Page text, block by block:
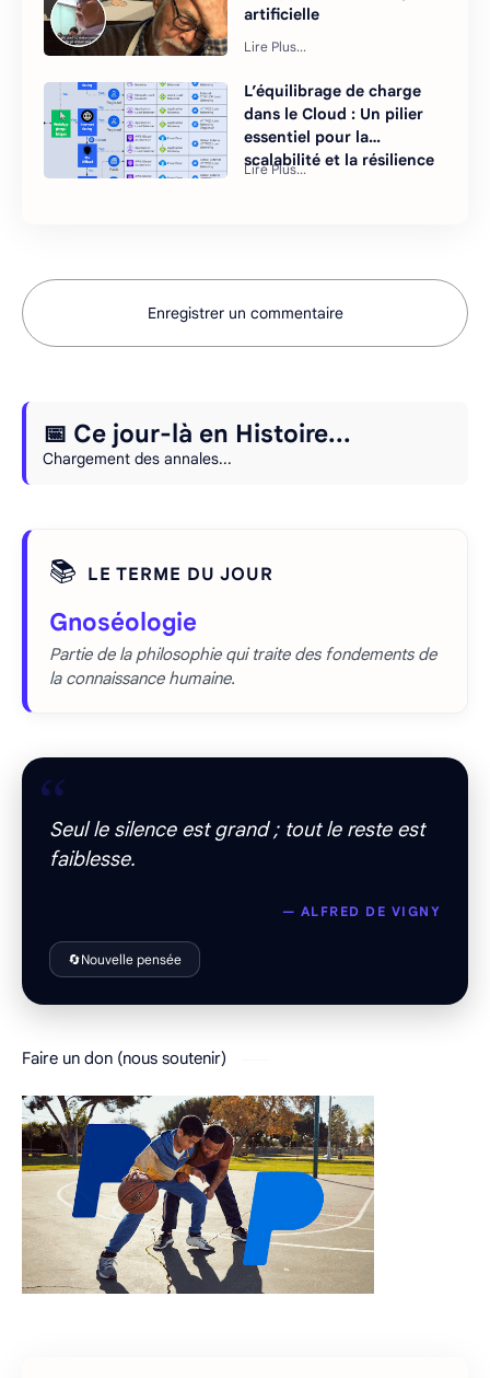
artificielle
L’équilibrage de charge
dans le Cloud : Un pilier
essentiel pour la
scalabilité et la résilience
Enregistrer un commentaire
📅 Ce jour-là en Histoire...
Chargement des annales...
📚 LE TERME DU JOUR
Gnoséologie
Partie de la philosophie qui traite des fondements de
la connaissance humaine.
“
Seul le silence est grand ; tout le reste est
faiblesse.
— ALFRED DE VIGNY
🔄Nouvelle pensée
Faire un don (nous soutenir)